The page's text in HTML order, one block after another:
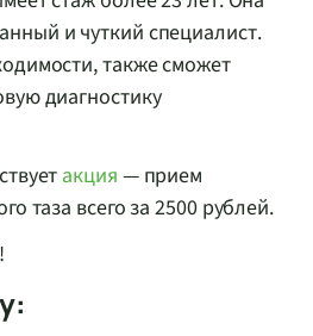
и чуткий специалист.
также сможет
диагностику
акция — прием
таза всего за 2500 рублей.